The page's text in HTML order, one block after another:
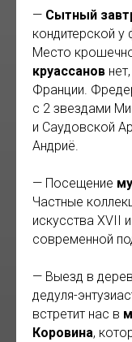
— Сытный
кондитерской
Место
круассанов
Франции.
с 2 звездами
и Саудовской
Андриё.
— Посещение
Частные
искусства XVII
современной
— Выезд в
дедуля-
встретит нас в
Коровина,